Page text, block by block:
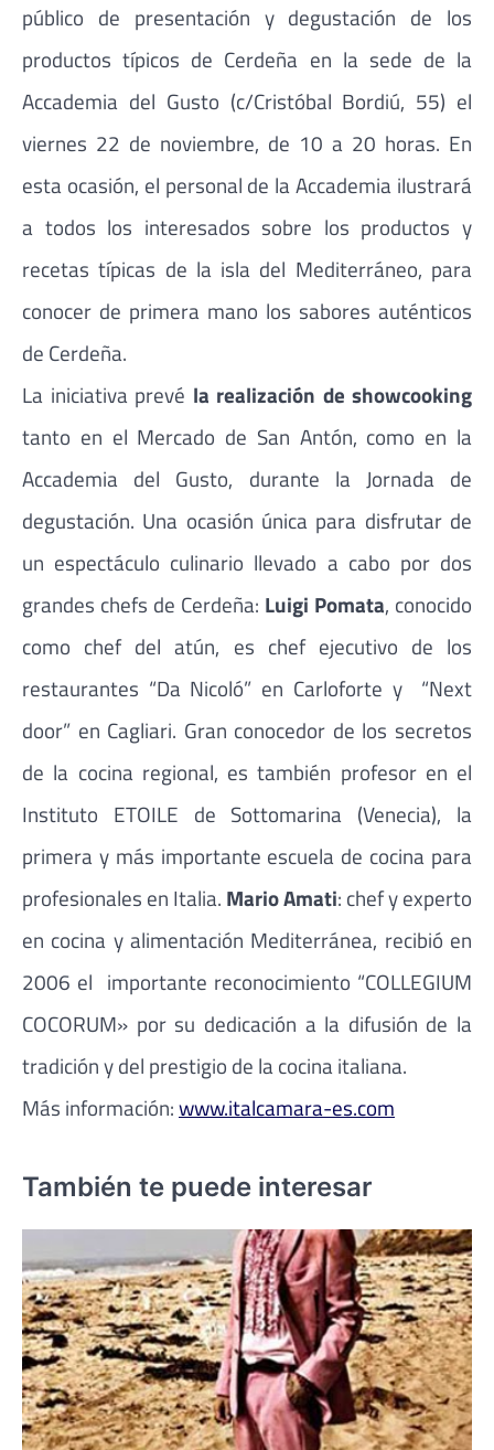
público de presentación y degustación de los
productos típicos de Cerdeña en la sede de la
Accademia del Gusto (c/Cristóbal Bordiú, 55) el
viernes 22 de noviembre, de 10 a 20 horas. En
esta ocasión, el personal de la Accademia ilustrará
a todos los interesados sobre los productos y
recetas típicas de la isla del Mediterráneo, para
conocer de primera mano los sabores auténticos
de Cerdeña.
La iniciativa prevé la realización de showcooking
tanto en el Mercado de San Antón, como en la
Accademia del Gusto, durante la Jornada de
degustación. Una ocasión única para disfrutar de
un espectáculo culinario llevado a cabo por dos
grandes chefs de Cerdeña: Luigi Pomata, conocido
como chef del atún, es chef ejecutivo de los
restaurantes “Da Nicoló” en Carloforte y “Next
door” en Cagliari. Gran conocedor de los secretos
de la cocina regional, es también profesor en el
Instituto ETOILE de Sottomarina (Venecia), la
primera y más importante escuela de cocina para
profesionales en Italia. Mario Amati: chef y experto
en cocina y alimentación Mediterránea, recibió en
2006 el importante reconocimiento “COLLEGIUM
COCORUM» por su dedicación a la difusión de la
tradición y del prestigio de la cocina italiana.
Más información:www.italcamara-es.com
También te puede interesar